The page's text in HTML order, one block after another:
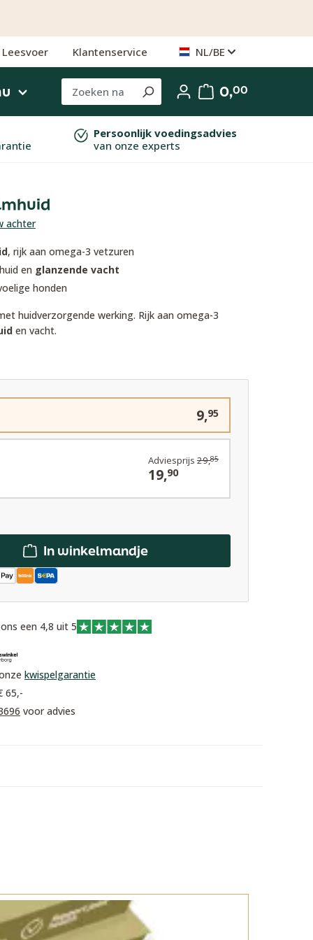
Leesvoer Klantenservice NL/BE
0,00
Persoonlijk voedingsadvies
van onze experts
achter
, rijk aan omega-3 vetzuren
en glanzende vacht
honden
huidverzorgende werking. Rijk aan omega-3
en vacht.
9,95
Adviesprijs 29,85
19,90
In winkelmandje
een 4,8 uit 5
kwispelgarantie
65,-
voor advies